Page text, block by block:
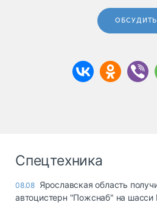
ОБСУДИТЬ
Спецтехника
08.08 Ярославская область
автоцистерн "Пожснаб" на